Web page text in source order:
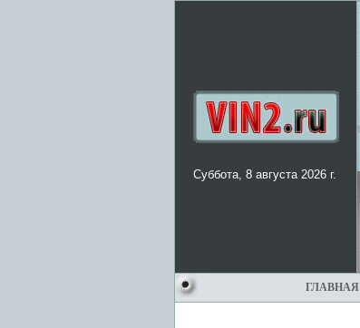
Суббота, 8 августа 2026 г.
ГЛАВНАЯ